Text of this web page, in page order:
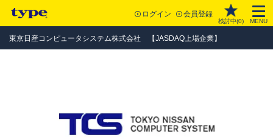
ログイン 会員登録
検討中(0) MENU
東京日産コンピュータシステム株式会社 【JASDAQ上場企業】